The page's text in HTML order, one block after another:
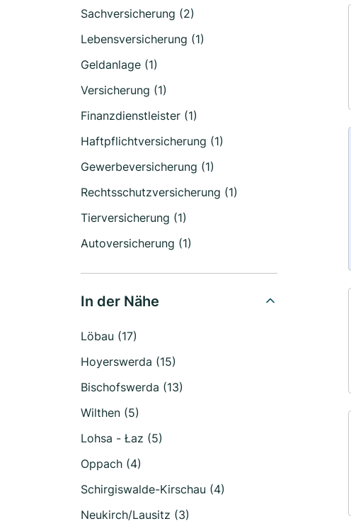
Sachversicherung (2)
Lebensversicherung (1)
Geldanlage (1)
Versicherung (1)
Finanzdienstleister (1)
Haftpflichtversicherung (1)
Gewerbeversicherung (1)
Rechtsschutzversicherung (1)
Tierversicherung (1)
Autoversicherung (1)
In der Nähe
Löbau (17)
Hoyerswerda (15)
Bischofswerda (13)
Wilthen (5)
Lohsa - Łaz (5)
Oppach (4)
Schirgiswalde-Kirschau (4)
Neukirch/Lausitz (3)